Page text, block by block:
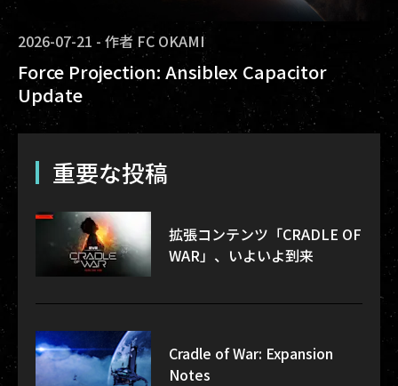
2026-07-21 - 作者 FC OKAMI
Force Projection: Ansiblex Capacitor
Update
重要な投稿
拡張コンテンツ「CRADLE OF
WAR」、いよいよ到来
Cradle of War: Expansion
Notes